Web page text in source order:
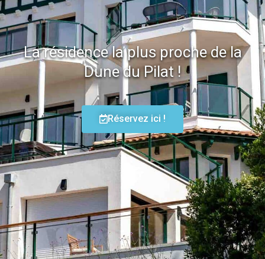
La résidence la plus proche de la
Dune du Pilat !
Réservez ici !